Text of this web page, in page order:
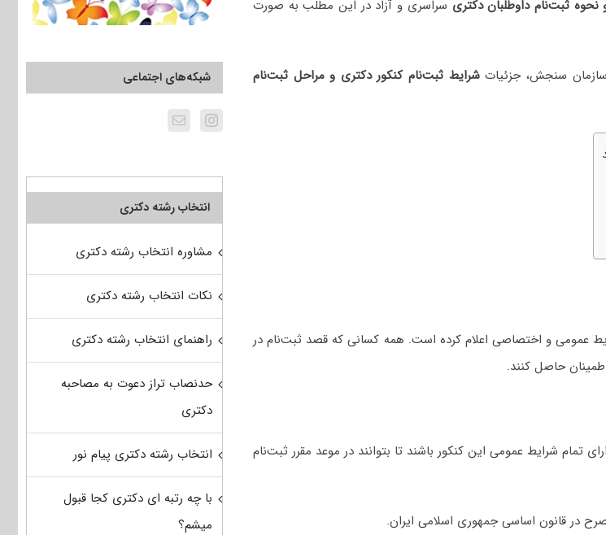
سراسری و آزاد در این مطلب به صورت
سنجش، جزئیاتشرایط ثبت‌نام کنکور دکتری و مراحل ثبت‌نام
عمومی و اختصاصی اعلام کرده است. همه کسانی که قصد ثبت‌نام در
حاصل کنند.
در آزمون دکتری ۱۴۰۵ باید دارای تمام شرایط عمومی این کنکور باشند تا بتوانند در موعد مقرر ثبت‌نام
در قانون اساسی جمهوری اسلامی ایران.
شبکه‌های اجتماعی
انتخاب رشته دکتری
مشاوره انتخاب رشته دکتری
نکات انتخاب رشته دکتری
راهنمای انتخاب رشته دکتری
حدنصاب تراز دعوت به مصاحبه
دکتری
انتخاب رشته دکتری پیام نور
با چه رتبه ای دکتری کجا قبول
میشم؟